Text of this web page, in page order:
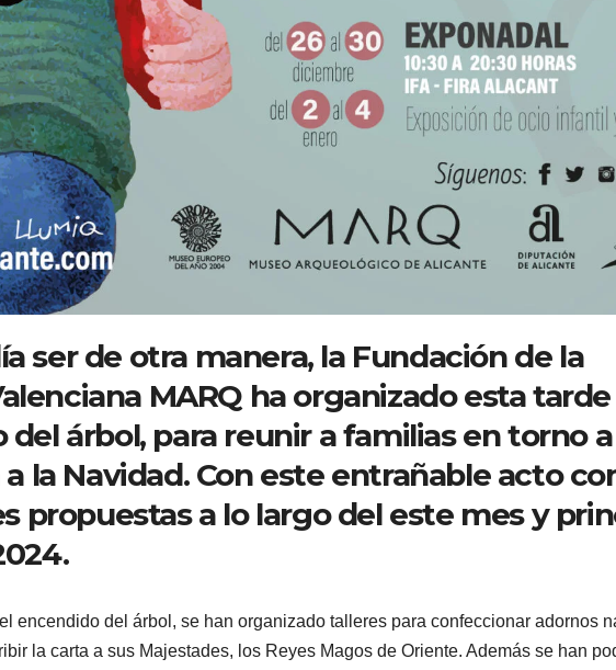
ser de otra manera, la Fundación de la
MARQ ha organizado esta
árbol, para reunir a familias en torno
la Navidad. Con este entrañable acto
propuestas a lo largo del este mes y
encendido del árbol, se han organizado talleres para confeccionar adornos
la carta a sus Majestades, los Reyes Magos de Oriente. Además se han